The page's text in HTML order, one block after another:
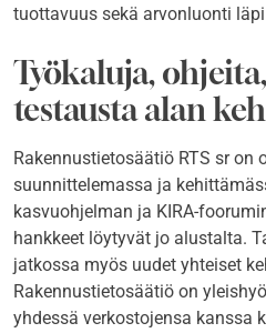
tuottavuus sekä arvonluonti
Työkaluja,
testausta alan
Rakennustietosäätiö RTS sr on
suunnittelemassa ja
kasvuohjelman ja KIRA-
hankkeet löytyvät jo alustalta.
jatkossa myös uudet yhteiset
Rakennustietosäätiö on
yhdessä verkostojensa kanssa